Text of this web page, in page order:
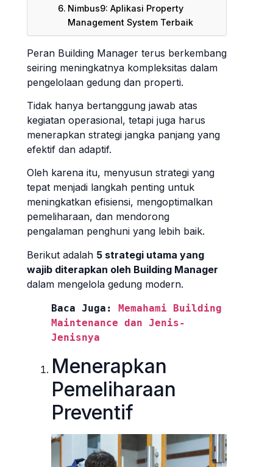
Nimbus9: Aplikasi Property
Management System Terbaik
Peran Building Manager terus berkembang
seiring meningkatnya kompleksitas dalam
pengelolaan gedung dan properti.
Tidak hanya bertanggung jawab atas
kegiatan operasional, tetapi juga harus
menerapkan strategi jangka panjang yang
efektif dan adaptif.
Oleh karena itu, menyusun strategi yang
tepat menjadi langkah penting untuk
meningkatkan efisiensi, mengoptimalkan
pemeliharaan, dan mendorong
pengalaman penghuni yang lebih baik.
Berikut adalah 5 strategi utama yang
wajib diterapkan oleh Building Manager
dalam mengelola gedung modern.
Baca Juga: Memahami Building
Maintenance dan Jenis-
Jenisnya
Menerapkan
Pemeliharaan
Preventif